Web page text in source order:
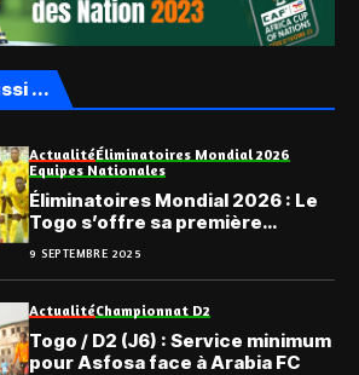
...
ActualitéÉliminatoires Mondial 2026
Equipes Nationales
Éliminatoires Mondial 2026 : Le
Togo s’offre sa première
victoire face au Soudan
9 SEPTEMBRE 2025
ActualitéChampionnat D2
Togo / D2 (J6) : Service minimum
pour Asfosa face à Arabia FC